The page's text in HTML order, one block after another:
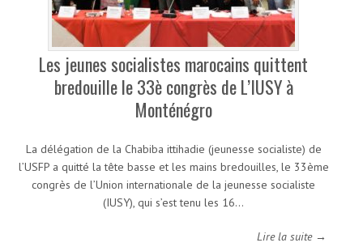
Les jeunes socialistes marocains quittent
bredouille le 33è congrès de L’IUSY à
Monténégro
La délégation de la Chabiba ittihadie (jeunesse socialiste) de
l’USFP a quitté la tête basse et les mains bredouilles, le 33ème
congrès de l’Union internationale de la jeunesse socialiste
(IUSY), qui s’est tenu les 16…
Lire la suite →